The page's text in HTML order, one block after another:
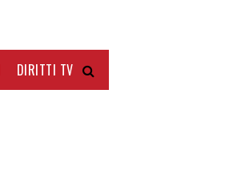
DIRITTI TV